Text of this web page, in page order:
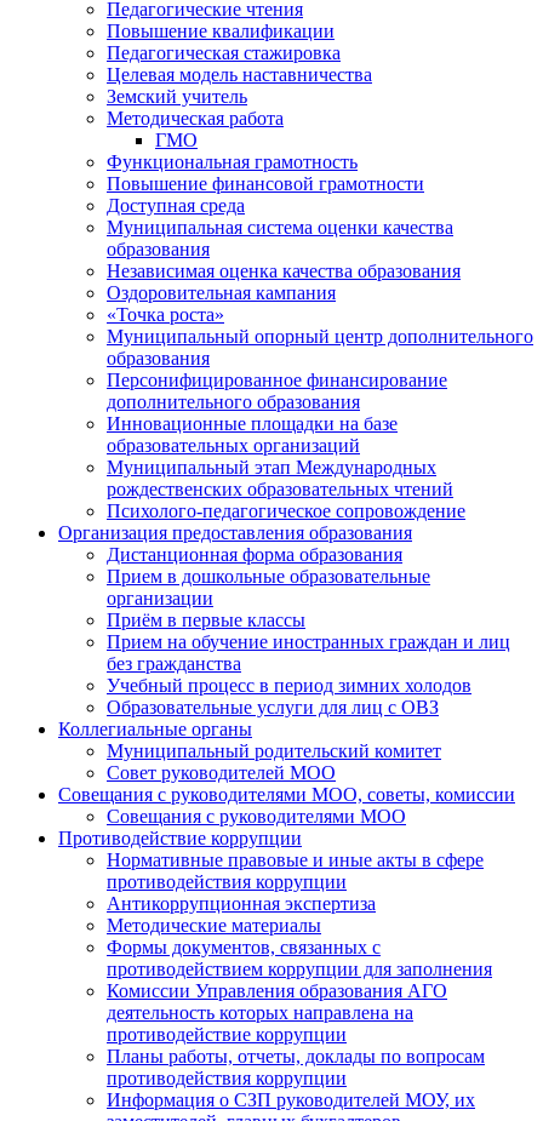
Педагогические чтения
Повышение квалификации
Педагогическая стажировка
Целевая модель наставничества
Земский учитель
Методическая работа
ГМО
Функциональная грамотность
Повышение финансовой грамотности
Доступная среда
Муниципальная система оценки качества
образования
Независимая оценка качества образования
Оздоровительная кампания
«Точка роста»
Муниципальный опорный центр дополнительного
образования
Персонифицированное финансирование
дополнительного образования
Инновационные площадки на базе
образовательных организаций
Муниципальный этап Международных
рождественских образовательных чтений
Психолого-педагогическое сопровождение
Организация предоставления образования
Дистанционная форма образования
Прием в дошкольные образовательные
организации
Приём в первые классы
Прием на обучение иностранных граждан и лиц
без гражданства
Учебный процесс в период зимних холодов
Образовательные услуги для лиц с ОВЗ
Коллегиальные органы
Муниципальный родительский комитет
Совет руководителей МОО
Совещания с руководителями МОО, советы, комиссии
Совещания с руководителями МОО
Противодействие коррупции
Нормативные правовые и иные акты в сфере
противодействия коррупции
Антикоррупционная экспертиза
Методические материалы
Формы документов, связанных с
противодействием коррупции для заполнения
Комиссии Управления образования АГО
деятельность которых направлена на
противодействие коррупции
Планы работы, отчеты, доклады по вопросам
противодействия коррупции
Информация о СЗП руководителей МОУ, их